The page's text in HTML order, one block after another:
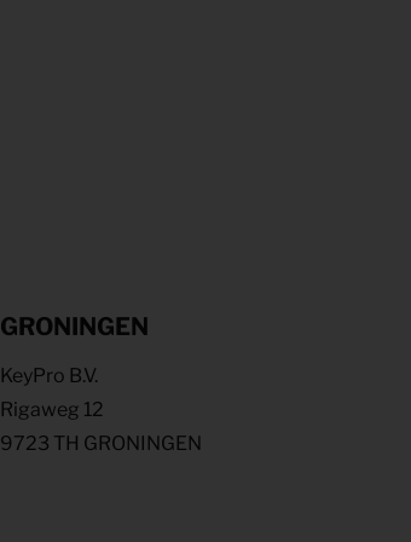
GRONINGEN
KeyPro B.V.
Rigaweg 12
9723 TH GRONINGEN